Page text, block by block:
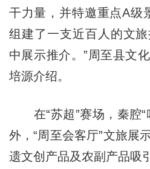
干力量，并特邀重点A级
组建了一支近百人的文
中展示推介。”周至县文
培源介绍。
在“苏超”赛场，秦腔“
外，“周至会客厅”文旅展
遗文创产品及农副产品吸